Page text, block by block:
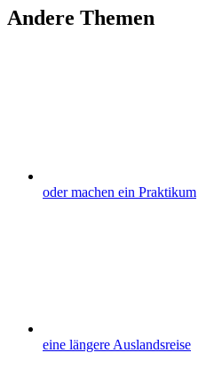
Andere Themen
oder machen ein Praktikum
eine längere Auslandsreise